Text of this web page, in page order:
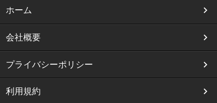
ホーム
会社概要
プライバシーポリシー
利用規約